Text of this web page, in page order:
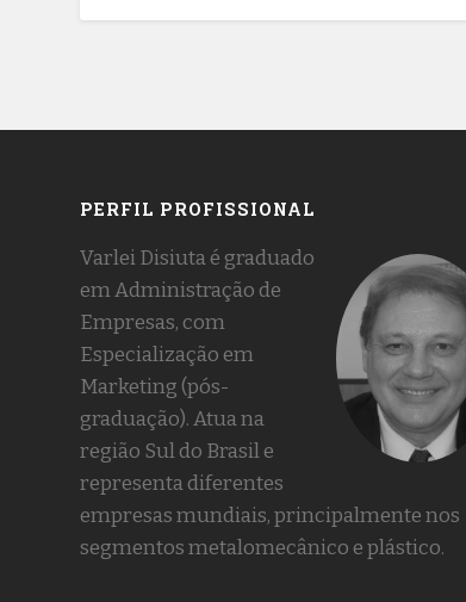
PERFIL PROFISSIONAL
Varlei Disiuta é graduado
em Administração de
Empresas, com
Especialização em
Marketing (pós-
graduação). Atua na
região Sul do Brasil e
representa diferentes
empresas mundiais, principalmente nos
segmentos metalomecânico e plástico.